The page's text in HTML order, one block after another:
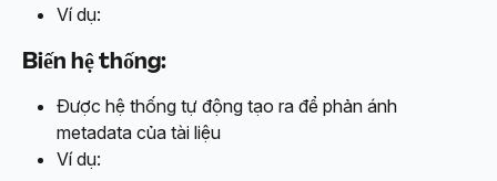
Ví dụ:
Biến hệ thống:
Được hệ thống tự động tạo ra để phản ánh
metadata của tài liệu
Ví dụ: